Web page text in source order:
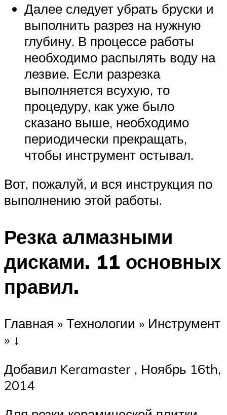
Далее следует убрать бруски и
выполнить разрез на нужную
глубину. В процессе работы
необходимо распылять воду на
лезвие. Если разрезка
выполняется всухую, то
процедуру, как уже было
сказано выше, необходимо
периодически прекращать,
чтобы инструмент остывал.
Вот, пожалуй, и вся инструкция по
выполнению этой работы.
Резка алмазными
дисками. 11 основных
правил.
Главная » Технологии » Инструмент
» ↓
Добавил Keramaster , Ноябрь 16th,
2014